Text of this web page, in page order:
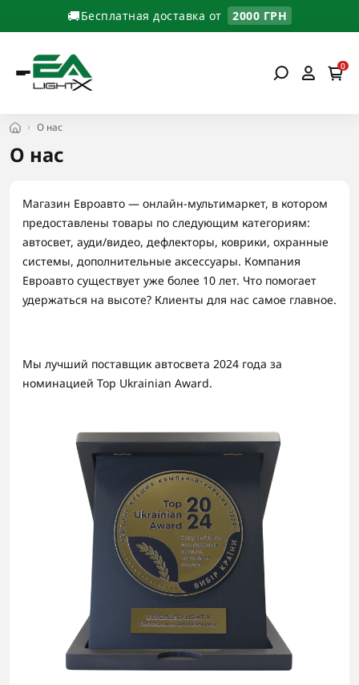
🚚Бесплатная доставка от 2000 ГРН
0
О нас
О нас
Магазин Евроавто — онлайн-мультимаркет, в котором
предоставлены товары по следующим категориям:
автосвет, ауди/видео, дефлекторы, коврики, охранные
системы, дополнительные аксессуары. Компания
Евроавто существует уже более 10 лет. Что помогает
удержаться на высоте? Клиенты для нас самое главное.
Мы лучший поставщик автосвета 2024 года за
номинацией Top Ukrainian Award.